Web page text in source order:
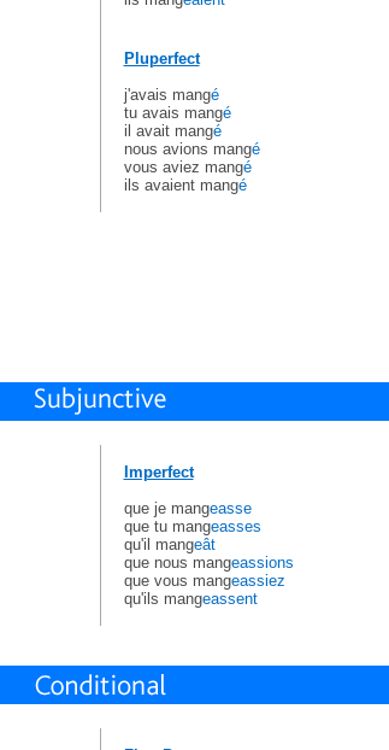
Pluperfect
j'avais mangé
tu avais mangé
il avait mangé
nous avions mangé
vous aviez mangé
ils avaient mangé
Imperfect
que je mangeasse
que tu mangeasses
qu'il mangeât
que nous mangeassions
que vous mangeassiez
qu'ils mangeassent